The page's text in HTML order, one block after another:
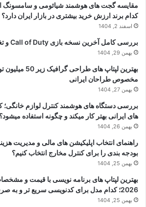
مقایسه گجت های هوشمند شیائومی و سامسونگ
کدام برند ارزش خرید بیشتری در بازار ایران دارد؟
اسفند 2, 1404
بررسی کامل آخرین نسخه بازی Call of Duty و تغییرات نسخه جدید
بهمن 29, 1404
بهترین لپتاپ های
مخصوص طراحان ایرانی
بهمن 27, 1404
بررسی دستگاه های هوشمند کنترل لوازم خانگی؛
های ایرانی بهتر کار میکند و چگونه استفاده میشود؟
بهمن 26, 1404
راهنمای انتخاب اپلیکیشن های مالی و مدیریت
بودجه بندی را برای کنترل مخارج انتخاب کنیم؟
بهمن 25, 1404
بهترین لپتاپ های برنامه نویسی با قیمت و
2026؛ کدام مدل برای کدنویسی سریع تر و به صرفه تر است؟
بهمن 25, 1404